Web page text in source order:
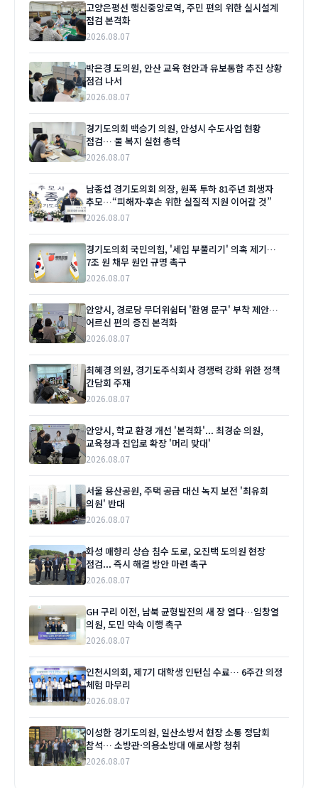
고양은평선 행신중앙로역, 주민 편의 위한 실시설계
점검 본격화
2026.08.07
박은경 도의원, 안산 교육 현안과 유보통합 추진 상황
점검 나서
2026.08.07
경기도의회 백승기 의원, 안성시 수도사업 현황
점검… 물 복지 실현 총력
2026.08.07
남종섭 경기도의회 의장, 원폭 투하 81주년 희생자
추모…“피해자·후손 위한 실질적 지원 이어갈 것”
2026.08.07
경기도의회 국민의힘, '세입 부풀리기' 의혹 제기…
7조 원 채무 원인 규명 촉구
2026.08.07
안양시, 경로당 무더위쉼터 '환영 문구' 부착 제안…
어르신 편의 증진 본격화
2026.08.07
최혜경 의원, 경기도주식회사 경쟁력 강화 위한 정책
간담회 주재
2026.08.07
안양시, 학교 환경 개선 '본격화'... 최경순 의원,
교육청과 진입로 확장 '머리 맞대'
2026.08.07
서울 용산공원, 주택 공급 대신 녹지 보전 '최유희
의원' 반대
2026.08.07
화성 매향리 상습 침수 도로, 오진택 도의원 현장
점검... 즉시 해결 방안 마련 촉구
2026.08.07
GH 구리 이전, 남북 균형발전의 새 장 열다…임창열
의원, 도민 약속 이행 촉구
2026.08.07
인천시의회, 제7기 대학생 인턴십 수료… 6주간 의정
체험 마무리
2026.08.07
이성한 경기도의원, 일산소방서 현장 소통 정담회
참석… 소방관·의용소방대 애로사항 청취
2026.08.07